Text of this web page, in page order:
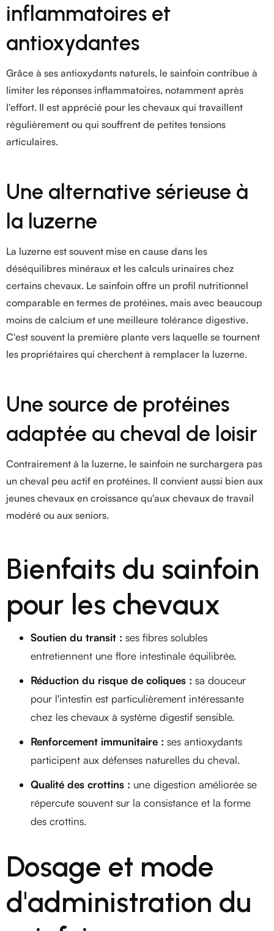
inflammatoires et
antioxydantes
Grâce à ses antioxydants naturels, le sainfoin contribue à
limiter les réponses inflammatoires, notamment après
l'effort. Il est apprécié pour les chevaux qui travaillent
régulièrement ou qui souffrent de petites tensions
articulaires.
Une alternative sérieuse à
la luzerne
La luzerne est souvent mise en cause dans les
déséquilibres minéraux et les calculs urinaires chez
certains chevaux. Le sainfoin offre un profil nutritionnel
comparable en termes de protéines, mais avec beaucoup
moins de calcium et une meilleure tolérance digestive.
C'est souvent la première plante vers laquelle se tournent
les propriétaires qui cherchent à remplacer la luzerne.
Une source de protéines
adaptée au cheval de loisir
Contrairement à la luzerne, le sainfoin ne surchargera pas
un cheval peu actif en protéines. Il convient aussi bien aux
jeunes chevaux en croissance qu'aux chevaux de travail
modéré ou aux seniors.
Bienfaits du sainfoin
pour les chevaux
Soutien du transit : ses fibres solubles
entretiennent une flore intestinale équilibrée.
Réduction du risque de coliques : sa douceur
pour l'intestin est particulièrement intéressante
chez les chevaux à système digestif sensible.
Renforcement immunitaire : ses antioxydants
participent aux défenses naturelles du cheval.
Qualité des crottins : une digestion améliorée se
répercute souvent sur la consistance et la forme
des crottins.
Dosage et mode
d'administration du